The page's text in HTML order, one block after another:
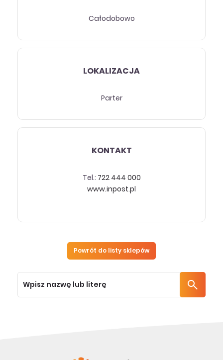
Całodobowo
LOKALIZACJA
Parter
KONTAKT
Tel.: 722 444 000
www.inpost.pl
Powrót do listy sklepów